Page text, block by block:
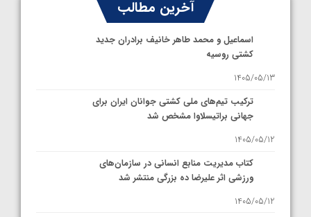
آخرین مطالب
اسماعیل و محمد طاهر خانیف برادران جدید
کشتی روسیه
1405/05/13
ترکیب تیم‌های ملی کشتی جوانان ایران برای
جهانی براتیسلاوا مشخص شد
1405/05/12
کتاب مدیریت منابع انسانی در سازمان‌های
ورزشی اثر علیرضا ده بزرگی منتشر شد
1405/05/12